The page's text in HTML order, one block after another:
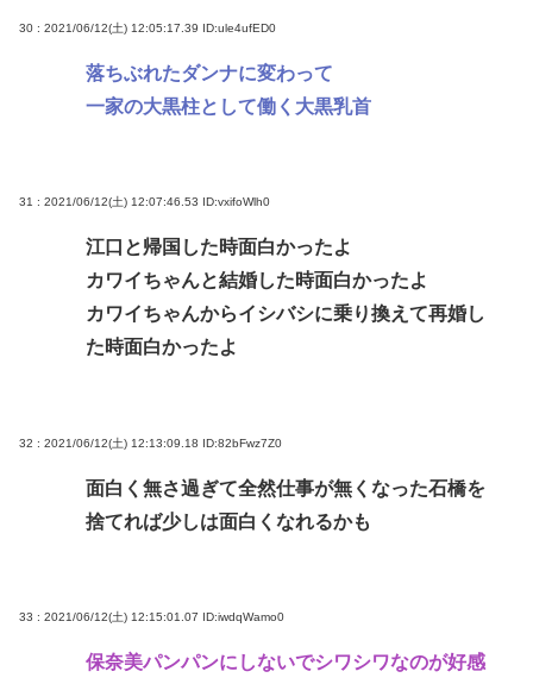
30 : 2021/06/12(土) 12:05:17.39 ID:ule4ufED0
落ちぶれたダンナに変わって
一家の大黒柱として働く大黒乳首
31 : 2021/06/12(土) 12:07:46.53 ID:vxifoWlh0
江口と帰国した時面白かったよ
カワイちゃんと結婚した時面白かったよ
カワイちゃんからイシバシに乗り換えて再婚し
た時面白かったよ
32 : 2021/06/12(土) 12:13:09.18 ID:82bFwz7Z0
面白く無さ過ぎて全然仕事が無くなった石橋を
捨てれば少しは面白くなれるかも
33 : 2021/06/12(土) 12:15:01.07 ID:iwdqWamo0
保奈美パンパンにしないでシワシワなのが好感